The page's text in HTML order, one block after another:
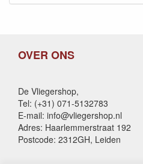
OVER ONS
De Vliegershop,
Tel: (+31) 071-5132783
E-mail: info@vliegershop.nl
Adres: Haarlemmerstraat 192
Postcode: 2312GH, Leiden